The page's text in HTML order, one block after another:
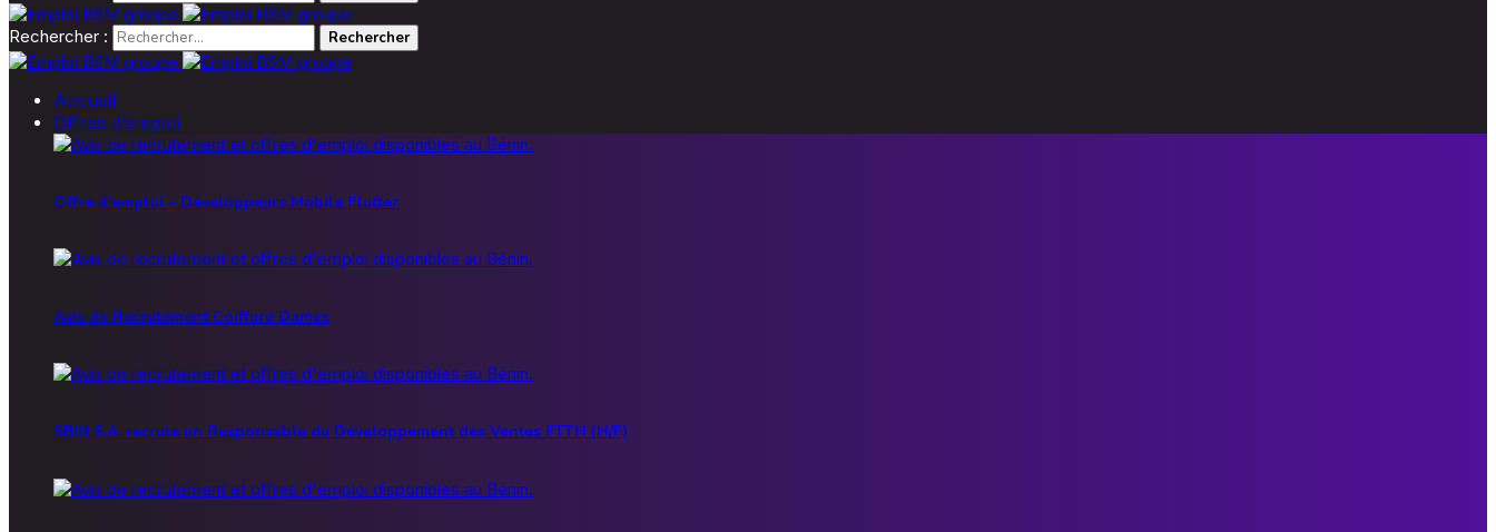
Rechercher :
Accueil
Offres d’emploi
Offre d’emploi – Développeurs Mobile Flutter
Avis de Recrutement Coiffure Dames
SBIN S.A. recrute un Responsable du Développement des Ventes FTTH (H/F)